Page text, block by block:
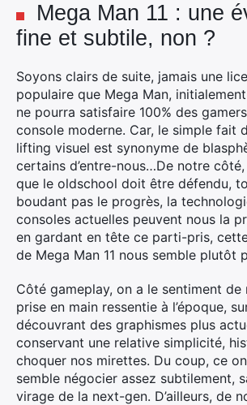
Mega Man 11 : une
fine et subtile, non ?
Soyons clairs de suite, jamais une
populaire que Mega Man,
ne pourra satisfaire 100% des
console moderne. Car, le simple fait
lifting visuel est synonyme de
certains d’entre-nous…De notre
que le oldschool doit être défendu,
boudant pas le progrès, la
consoles actuelles peuvent nous la
en gardant en tête ce parti-pris,
de Mega Man 11 nous semble plutôt
Côté gameplay, on a le sentiment de
prise en main ressentie à l’époque,
découvrant des graphismes plus
conservant une relative simplicité,
choquer nos mirettes. Du coup, ce
semble négocier assez subtilement,
virage de la next-gen. D’ailleurs, de